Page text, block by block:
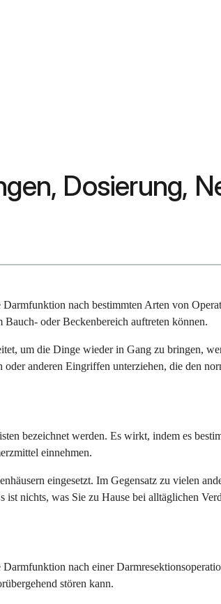
Dosierung,
nach bestimmten Arten von
oder Beckenbereich auftreten können.
um die Dinge wieder in Gang zu bringen,
anderen Eingriffen unterziehen, die den
bezeichnet werden. Es wirkt, indem es
einnehmen.
eingesetzt. Im Gegensatz zu vielen
nichts, was Sie zu Hause bei alltäglichen
nach einer
stören kann.